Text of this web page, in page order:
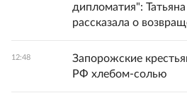
дипломатия":
рассказала о
12:48
Запорожские
РФ хлебом-солью